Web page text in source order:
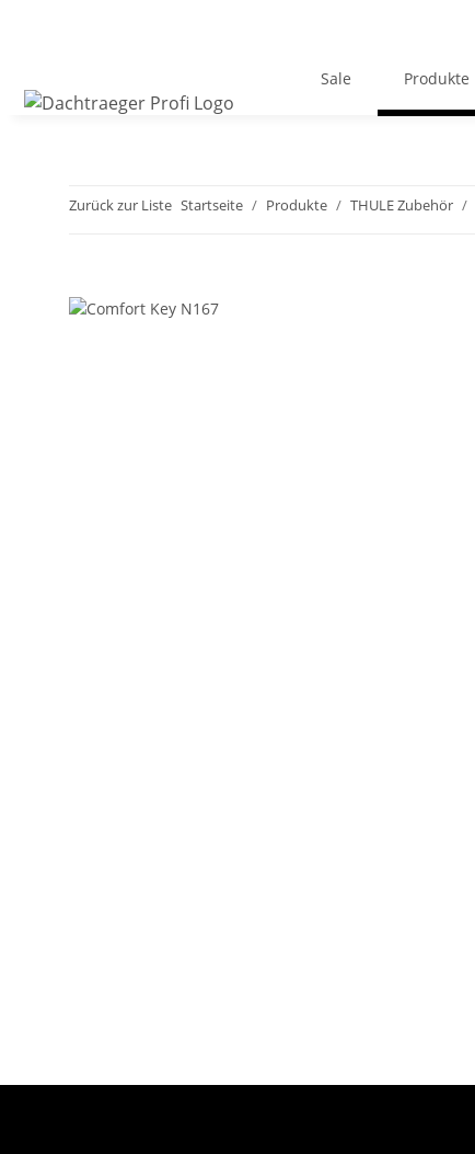
Sale Produkte
Zurück zur Liste Startseite Produkte THULE Zubehör